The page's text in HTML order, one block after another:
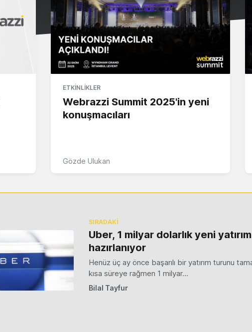
ETKINLIKLER
Webrazzi Summit 2025'in yeni
konuşmacıları
Gözde Ulukan
SIRADAKİ
Uber, 1 milyar dolarlık yeni
hazırlanıyor
Henüz üç ay önce başarılı bir yatırım turunu
kısa süreye rağmen 1 milyar…
Bilal Tayfur